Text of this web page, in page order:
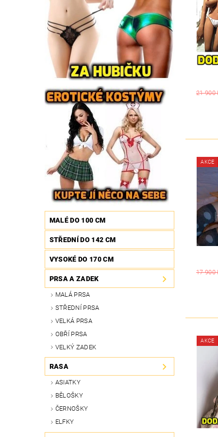
MALÉ DO 100 CM
STŘEDNÍ DO 142 CM
VYSOKÉ DO 170 CM
PRSA A ZADEK
MALÁ PRSA
STŘEDNÍ PRSA
VELKÁ PRSA
OBŘÍ PRSA
VELKÝ ZADEK
RASA
ASIATKY
BĚLOŠKY
ČERNOŠKY
ELFKY
21 900
AKCE
17 900
AKCE